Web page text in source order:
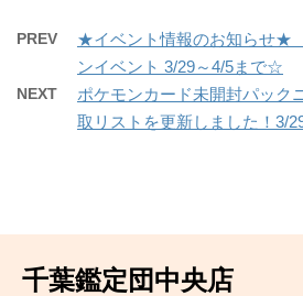
PREV
★イベント情報のお知らせ★
ンイベント 3/29～4/5まで☆
NEXT
ポケモンカード未開封パック
取リストを更新しました！3/
千葉鑑定団中央店